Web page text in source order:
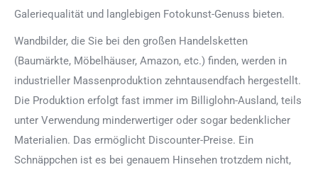
Galeriequalität und langlebigen Fotokunst-Genuss bieten.
Wandbilder, die Sie bei den großen Handelsketten
(Baumärkte, Möbelhäuser, Amazon, etc.) finden, werden in
industrieller Massenproduktion zehntausendfach hergestellt.
Die Produktion erfolgt fast immer im Billiglohn-Ausland, teils
unter Verwendung minderwertiger oder sogar bedenklicher
Materialien. Das ermöglicht Discounter-Preise. Ein
Schnäppchen ist es bei genauem Hinsehen trotzdem nicht,